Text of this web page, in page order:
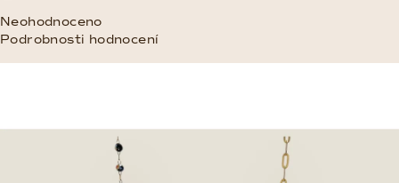
Průměrné
hodnocení
5
Neohodnoceno
Podrobnosti hodnocení